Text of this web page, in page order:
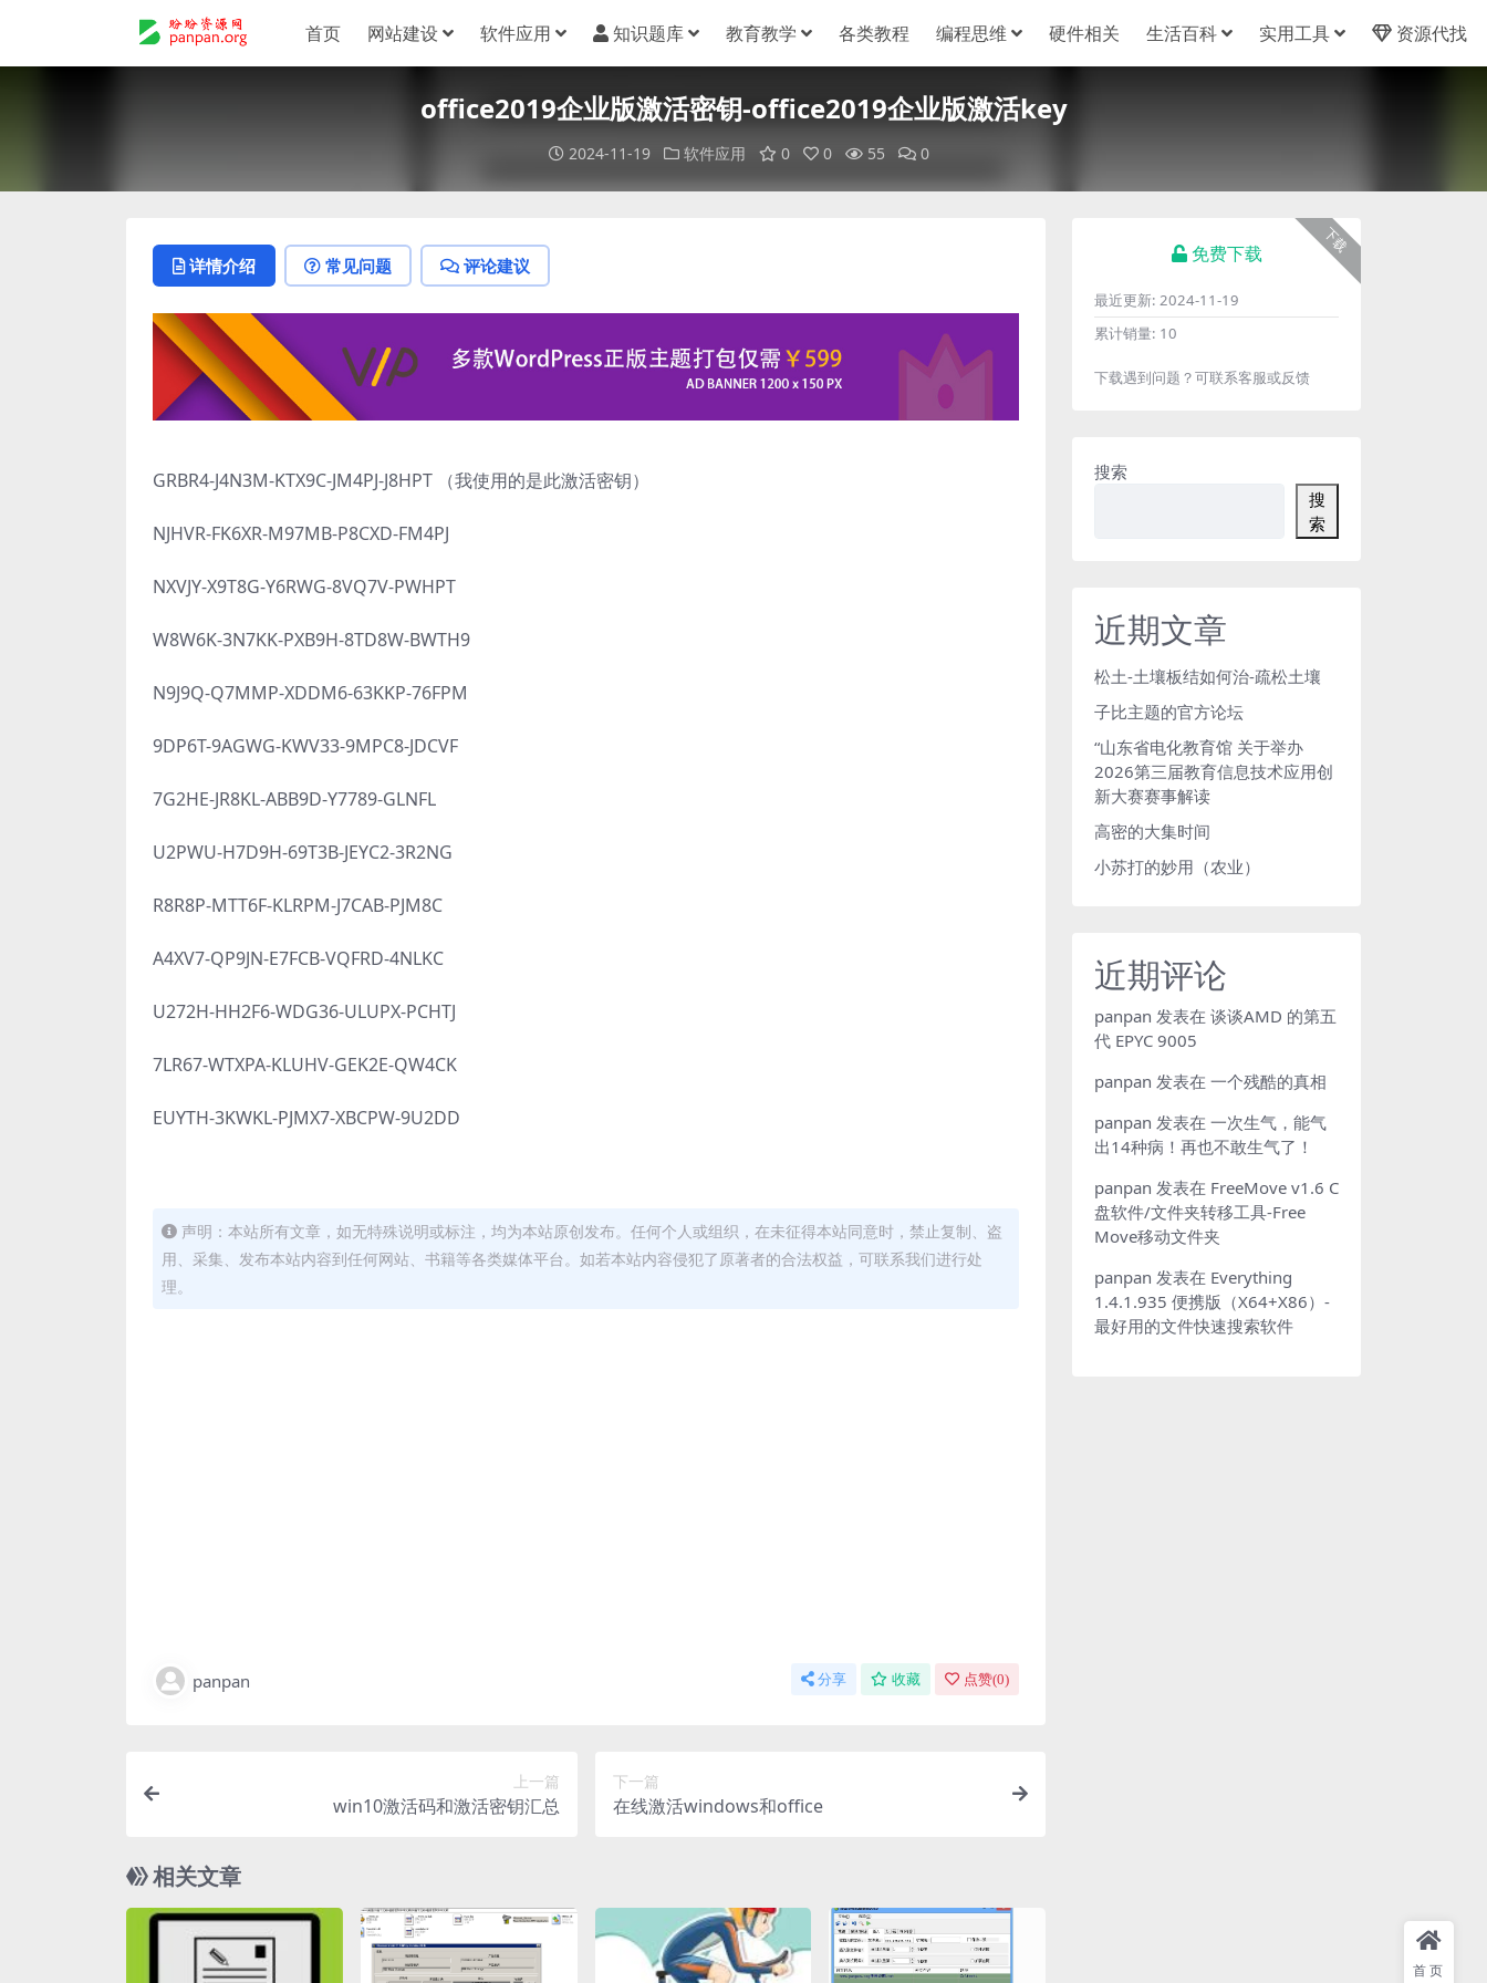
首页 网站建设 软件应用 知识题库 教育教学 各类教程 编程思维 硬件相关 生活百科 实用工具 资源代找
office2019企业版激活密钥-office2019企业版激活key
2024-11-19 软件应用 0 0 55 0
详情介绍 常见问题 评论建议
GRBR4-J4N3M-KTX9C-JM4PJ-J8HPT （我使用的是此激活密钥）
NJHVR-FK6XR-M97MB-P8CXD-FM4PJ
NXVJY-X9T8G-Y6RWG-8VQ7V-PWHPT
W8W6K-3N7KK-PXB9H-8TD8W-BWTH9
N9J9Q-Q7MMP-XDDM6-63KKP-76FPM
9DP6T-9AGWG-KWV33-9MPC8-JDCVF
7G2HE-JR8KL-ABB9D-Y7789-GLNFL
U2PWU-H7D9H-69T3B-JEYC2-3R2NG
R8R8P-MTT6F-KLRPM-J7CAB-PJM8C
A4XV7-QP9JN-E7FCB-VQFRD-4NLKC
U272H-HH2F6-WDG36-ULUPX-PCHTJ
7LR67-WTXPA-KLUHV-GEK2E-QW4CK
EUYTH-3KWKL-PJMX7-XBCPW-9U2DD
声明：本站所有文章，如无特殊说明或标注，均为本站原创发布。任何个人或组织，在未征得本站同意时，禁止复制、盗
用、采集、发布本站内容到任何网站、书籍等各类媒体平台。如若本站内容侵犯了原著者的合法权益，可联系我们进行处
理。
panpan 分享 收藏 点赞(0)
上一篇
win10激活码和激活密钥汇总
下一篇
在线激活windows和office
相关文章
下载
免费下载
最近更新: 2024-11-19
累计销量: 10
下载遇到问题？可联系客服或反馈
搜索
搜
索
近期文章
松土-土壤板结如何治-疏松土壤
子比主题的官方论坛
“山东省电化教育馆 关于举办
2026第三届教育信息技术应用创
新大赛赛事解读
高密的大集时间
小苏打的妙用（农业）
近期评论
panpan 发表在 谈谈AMD 的第五
代 EPYC 9005
panpan 发表在 一个残酷的真相
panpan 发表在 一次生气，能气
出14种病！再也不敢生气了！
panpan 发表在 FreeMove v1.6 C
盘软件/文件夹转移工具-Free
Move移动文件夹
panpan 发表在 Everything
1.4.1.935 便携版（X64+X86）-
最好用的文件快速搜索软件
首页